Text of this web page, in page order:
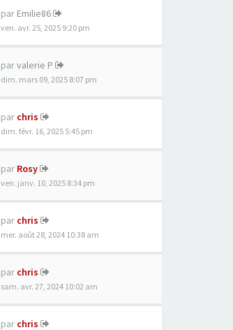
par Emilie86
ven. avr. 25, 2025 9:20 pm
parvalerie P
dim. mars 09, 2025 8:07 pm
par chris
dim. févr. 16, 2025 5:45 pm
par Rosy
ven. janv. 10, 2025 8:34 pm
par chris
mer. août 28, 2024 10:38 am
par chris
sam. avr. 27, 2024 10:02 am
par chris